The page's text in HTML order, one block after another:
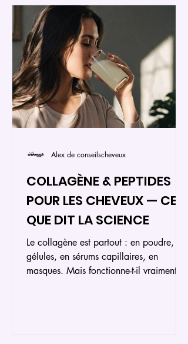
hygiène de vie optimale. Cet article
couvre 6 intentions de recherche
majeures : comment hydrater les
cheveux après 50 ans, quels soins pour
cheveux matures, comment ral
COLLAGÈNE & PEPTIDES
POUR LES CHEVEUX — CE
QUE DIT LA SCIENCE
Le collagène est partout : en poudre, en
gélules, en sérums capillaires, en
masques. Mais fonctionne-t-il vraiment
Alex de conseilscheveux